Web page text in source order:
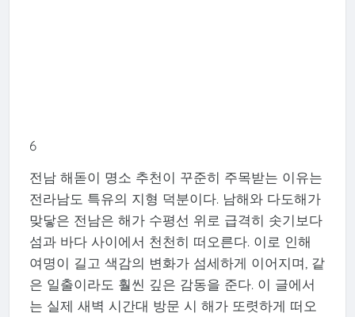
6
전남 해돋이 명소 추천이 꾸준히 주목받는 이유는
전라남도 특유의 지형 덕분이다. 남해와 다도해가
맞닿은 전남은 해가 수평선 위로 급격히 솟기보다
섬과 바다 사이에서 천천히 떠오른다. 이로 인해
여명이 길고 색감의 변화가 섬세하게 이어지며, 같
은 일출이라도 훨씬 깊은 감동을 준다. 이 글에서
는 실제 새벽 시간대 방문 시 해가 또렷하게 떠오